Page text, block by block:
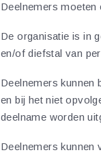
Deelnemers moeten
De organisatie is in
en/of diefstal van
Deelnemers kunnen
en bij het niet
deelname worden
Deelnemers